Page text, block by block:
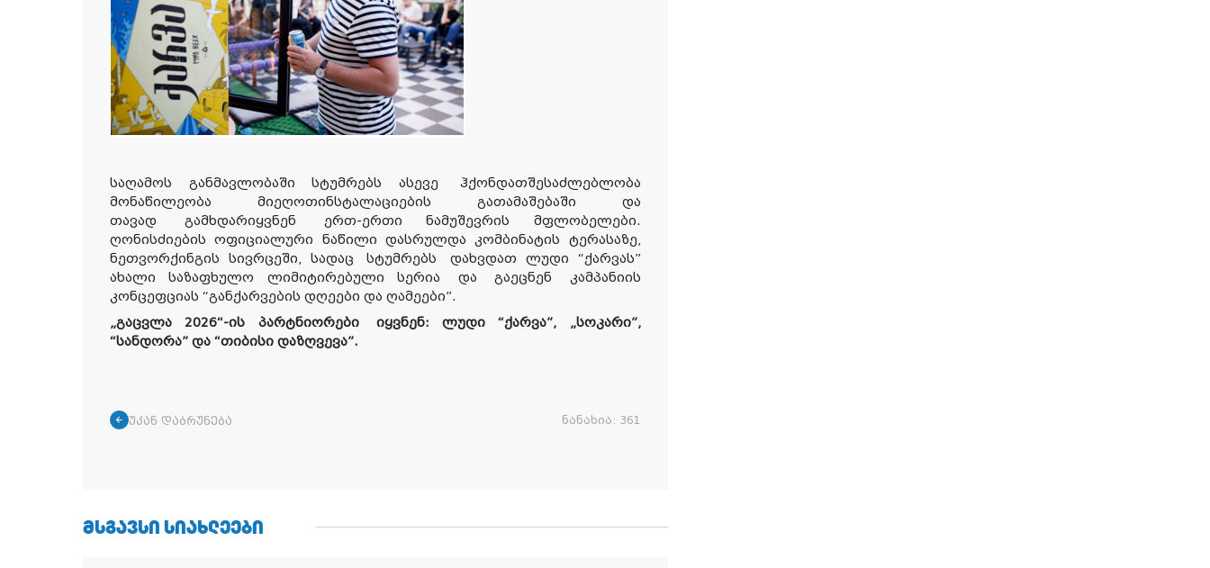
საღამოს განმავლობაში სტუმრებს ასევე ჰქონდათშესაძლებლობა
მონაწილეობა მიეღოთინსტალაციების გათამაშებაში და
თავადგამხდარიყვნენ ერთ-ერთი ნამუშევრის მფლობელები.
ღონისძიების ოფიციალური ნაწილი დასრულდა კომბინატის ტერასაზე,
ნეთვორქინგის სივრცეში , სადაცსტუმრებსდახვდათ ლუდი “ქარვას”
ახალი საზაფხულო ლიმიტირებული სერია დაგაეცნენ კამპანიის
კონცეფციას “განქარვების დღეები და ღამეები”.
„გაცვლა 2026“-ის პარტნიორები იყვნენ: ლუდი “ქარვა”, „სოკარი”,
“სანდორა” და “თიბისი დაზღვევა”.
უკან დაბრუნება ნანახია: 361
ᲛᲡᲒᲐᲕᲡᲘ ᲡᲘᲐᲮᲚᲔᲔᲑᲘ